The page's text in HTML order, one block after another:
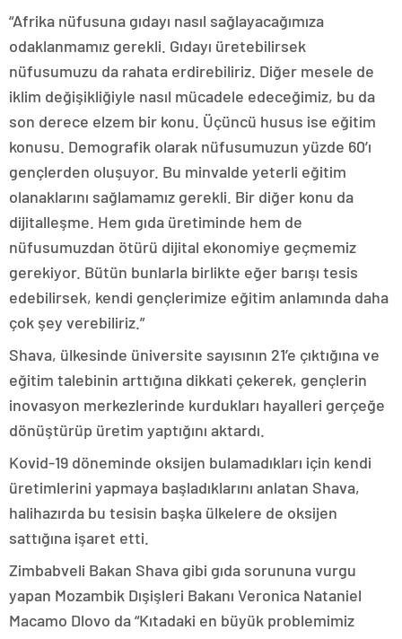
“Afrika nüfusuna gıdayı nasıl sağlayacağımıza
odaklanmamız gerekli. Gıdayı üretebilirsek
nüfusumuzu da rahata erdirebiliriz. Diğer mesele de
iklim değişikliğiyle nasıl mücadele edeceğimiz, bu da
son derece elzem bir konu. Üçüncü husus ise eğitim
konusu. Demografik olarak nüfusumuzun yüzde 60’ı
gençlerden oluşuyor. Bu minvalde yeterli eğitim
olanaklarını sağlamamız gerekli. Bir diğer konu da
dijitalleşme. Hem gıda üretiminde hem de
nüfusumuzdan ötürü dijital ekonomiye geçmemiz
gerekiyor. Bütün bunlarla birlikte eğer barışı tesis
edebilirsek, kendi gençlerimize eğitim anlamında daha
çok şey verebiliriz.”
Shava, ülkesinde üniversite sayısının 21’e çıktığına ve
eğitim talebinin arttığına dikkati çekerek, gençlerin
inovasyon merkezlerinde kurdukları hayalleri gerçeğe
dönüştürüp üretim yaptığını aktardı.
Kovid-19 döneminde oksijen bulamadıkları için kendi
üretimlerini yapmaya başladıklarını anlatan Shava,
halihazırda bu tesisin başka ülkelere de oksijen
sattığına işaret etti.
Zimbabveli Bakan Shava gibi gıda sorununa vurgu
yapan Mozambik Dışişleri Bakanı Veronica Nataniel
Macamo Dlovo da “Kıtadaki en büyük problemimiz